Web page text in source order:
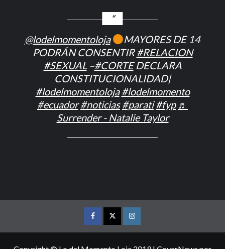
@lodelmomentoloja
MAYORES DE 14
PODRÁN CONSENTIR#RELACION
#SEXUAL–#CORTEDECLARA
CONSTITUCIONALIDAD|
#lodelmomentoloja #lodelmomento
#ecuador #noticias #parati #fyp ♬
Surrender - Natalie Taylor
FACEBOOK
TWITTERINSTAGRAM